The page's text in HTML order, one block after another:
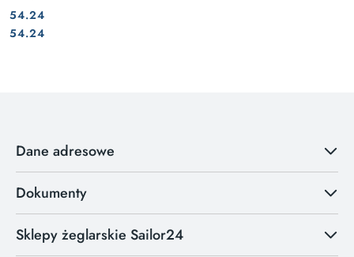
Cena:
54.24
Cena:
54.24
Dane adresowe
Dokumenty
Sklepy żeglarskie Sailor24